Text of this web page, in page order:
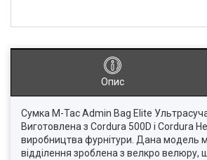
Опис
Сумка M-Tac Admin Bag Elite
Виготовлена з Cordura 500D і Cordura
виробництва фурнітури. Дана модель
відділення зроблена з велкро велюру,